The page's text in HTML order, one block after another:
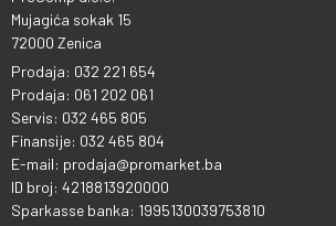
Mujagića sokak 15
72000 Zenica
Prodaja: 032 221 654
Prodaja: 061 202 061
Servis: 032 465 805
Finansije: 032 465 804
E-mail: prodaja@promarket.ba
ID broj: 4218813920000
Sparkasse banka: 1995130039753810